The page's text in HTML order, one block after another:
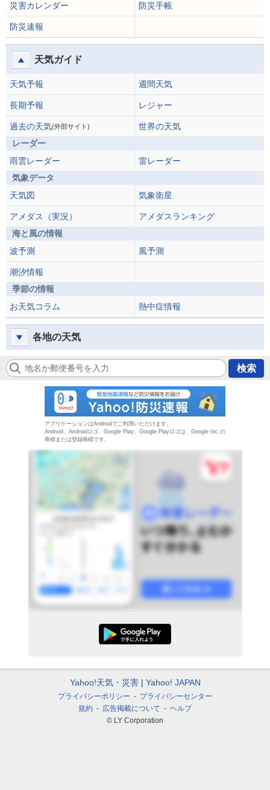
災害カレンダー
防災手帳
防災速報
天気ガイド
天気予報 週間天気
長期予報 レジャー
過去の天気(外部サイト)
世界の天気
レーダー
雨雲レーダー
雷レーダー
気象データ
天気図
気象衛星
アメダス（実況）
アメダスランキング
海と風の情報
波予測
風予測
潮汐情報
季節の情報
お天気コラム
熱中症情報
各地の天気
地名か郵便番号を入力 検索
アプリケーションはAndroidでご利用いただけます。
Android、Androidロゴ、Google Play、Google Playロゴは、Google Inc.の
商標または登録商標です。
Yahoo!天気・災害 Yahoo! JAPAN
プライバシーポリシー
プライバシーセンター
規約
広告掲載について
ヘルプ
© LY Corporation